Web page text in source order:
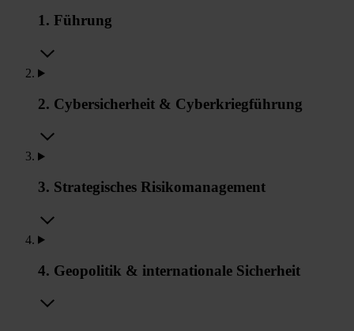
1. Führung
2. Cybersicherheit & Cyberkriegführung
3. Strategisches Risikomanagement
4. Geopolitik & internationale Sicherheit